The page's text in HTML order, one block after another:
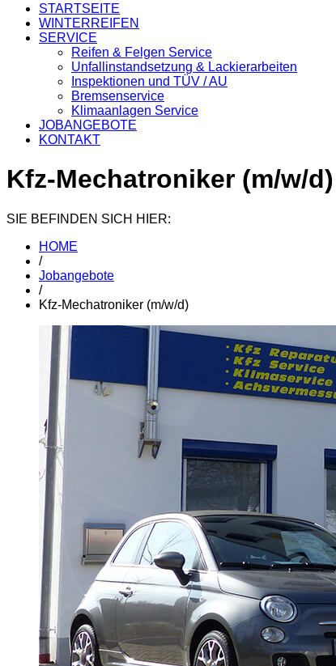
STARTSEITE
WINTERREIFEN
SERVICE
Reifen & Felgen Service
Unfallinstandsetzung & Lackierarbeiten
Inspektionen und TÜV / AU
Bremsenservice
Klimaanlagen Service
JOBANGEBOTE
KONTAKT
Kfz-Mechatroniker (m/w/d)
SIE BEFINDEN SICH HIER:
HOME
/
Jobangebote
/
Kfz-Mechatroniker (m/w/d)